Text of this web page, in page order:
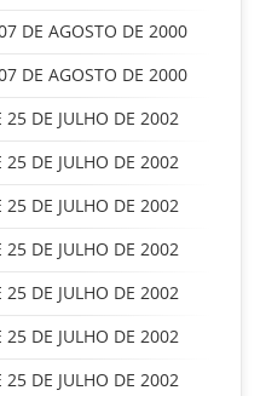
DE AGOSTO DE 2000
DE AGOSTO DE 2000
25 DE JULHO DE 2002
25 DE JULHO DE 2002
25 DE JULHO DE 2002
25 DE JULHO DE 2002
25 DE JULHO DE 2002
25 DE JULHO DE 2002
25 DE JULHO DE 2002